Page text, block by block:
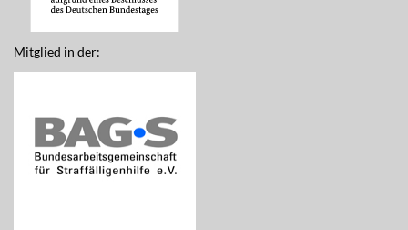
Mitglied in der: